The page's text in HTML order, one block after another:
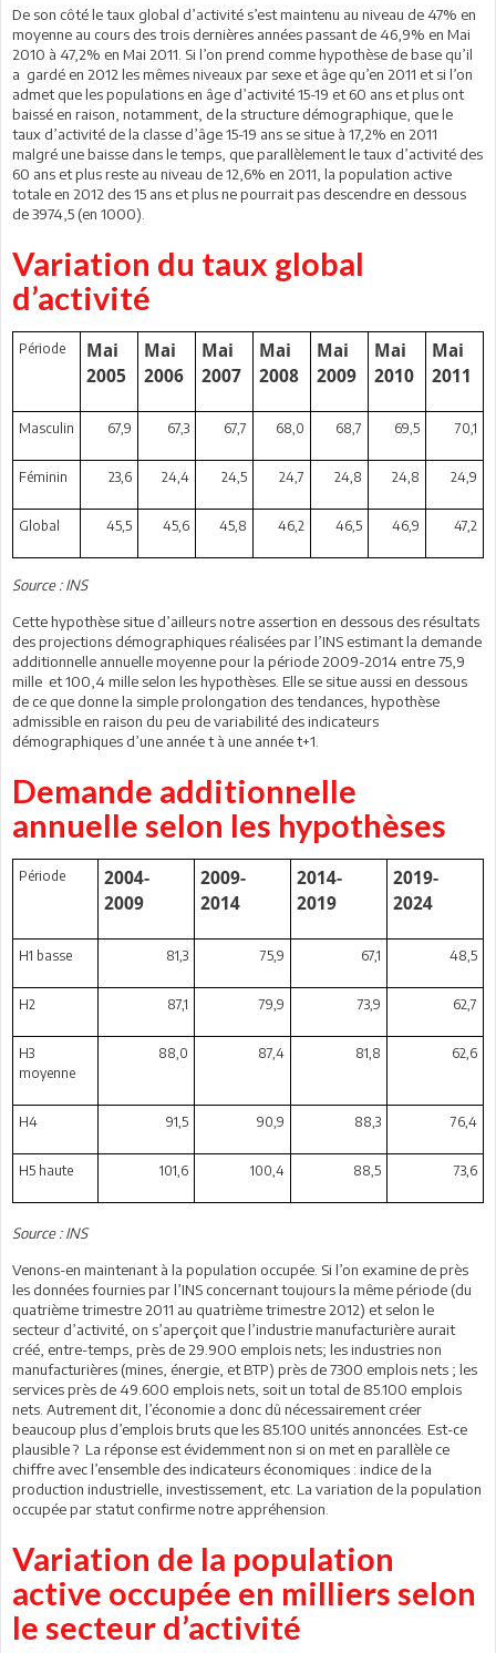
De son côté le taux global d’activité s’est maintenu au niveau de 47% en
moyenne au cours des trois dernières années passant de 46,9% en Mai
2010 à 47,2% en Mai 2011. Si l’on prend comme hypothèse de base qu’il
a gardé en 2012 les mêmes niveaux par sexe et âge qu’en 2011 et si l’on
admet que les populations en âge d’activité 15-19 et 60 ans et plus ont
baissé en raison, notamment, de la structure démographique, que le
taux d’activité de la classe d’âge 15-19 ans se situe à 17,2% en 2011
malgré une baisse dans le temps, que parallèlement le taux d’activité des
60 ans et plus reste au niveau de 12,6% en 2011, la population active
totale en 2012 des 15 ans et plus ne pourrait pas descendre en dessous
de 3974,5 (en 1000).
Variation du taux global
d’activité
Période
Mai
2005
Mai
2006
Mai
2007
Mai
2008
Mai
2009
Mai
2010
Mai
2011
Masculin 67,9 67,3 67,7 68,0 68,7 69,5 70,1
Féminin 23,6 24,4 24,5 24,7 24,8 24,8 24,9
Global 45,5 45,6 45,8 46,2 46,5 46,9 47,2
Source : INS
Cette hypothèse situe d’ailleurs notre assertion en dessous des résultats
des projections démographiques réalisées par l’INS estimant la demande
additionnelle annuelle moyenne pour la période 2009-2014 entre 75,9
mille et 100,4 mille selon les hypothèses. Elle se situe aussi en dessous
de ce que donne la simple prolongation des tendances, hypothèse
admissible en raison du peu de variabilité des indicateurs
démographiques d’une année t à une année t+1.
Demande additionnelle
annuelle selon les hypothèses
Période
2004-
2009
2009-
2014
2014-
2019
2019-
2024
H1 basse 81,3 75,9 67,1 48,5
H2 87,1 79,9 73,9 62,7
H3
moyenne
88,0 87,4 81,8 62,6
H4 91,5 90,9 88,3 76,4
H5 haute 101,6 100,4 88,5 73,6
Source : INS
Venons-en maintenant à la population occupée. Si l’on examine de près
les données fournies par l’INS concernant toujours la même période (du
quatrième trimestre 2011 au quatrième trimestre 2012) et selon le
secteur d’activité, on s’aperçoit que l’industrie manufacturière aurait
créé, entre-temps, près de 29.900 emplois nets; les industries non
manufacturières (mines, énergie, et BTP) près de 7300 emplois nets ; les
services près de 49.600 emplois nets, soit un total de 85.100 emplois
nets. Autrement dit, l’économie a donc dû nécessairement créer
beaucoup plus d’emplois bruts que les 85.100 unités annoncées. Est-ce
plausible ? La réponse est évidemment non si on met en parallèle ce
chiffre avec l’ensemble des indicateurs économiques : indice de la
production industrielle, investissement, etc. La variation de la population
occupée par statut confirme notre appréhension.
Variation de la population
active occupée en milliers selon
le secteur d’activité